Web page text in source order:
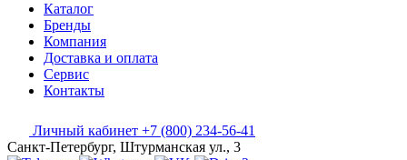
Каталог
Бренды
Компания
Доставка и оплата
Сервис
Контакты
Личный кабинет +7 (800) 234-56-41
Санкт-Петербург, Штурманская ул., 3